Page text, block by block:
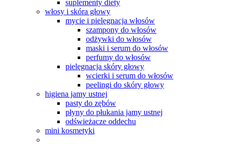
suplementy diety
włosy i skóra głowy
mycie i pielęgnacja włosów
szampony do włosów
odżywki do włosów
maski i serum do włosów
perfumy do włosów
pielęgnacja skóry głowy
wcierki i serum do włosów
peelingi do skóry głowy
higiena jamy ustnej
pasty do zębów
płyny do płukania jamy ustnej
odświeżacze oddechu
mini kosmetyki